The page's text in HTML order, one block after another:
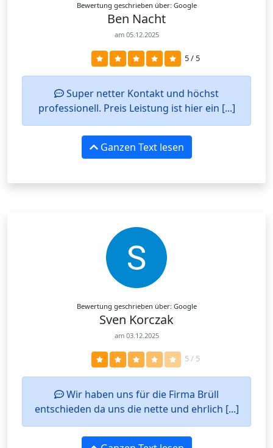
Bewertung geschrieben über: Google
Ben Nacht
am 05.12.2025
5 / 5
Super netter Kontakt und höchst
professionell. Preis Leistung ist hier ein [...]
Ganzen Text lesen
Bewertung geschrieben über: Google
Sven Korczak
am 03.12.2025
5 / 5
Wir haben uns für die Firma Brüll
entschieden da uns die nette und ehrlich [...]